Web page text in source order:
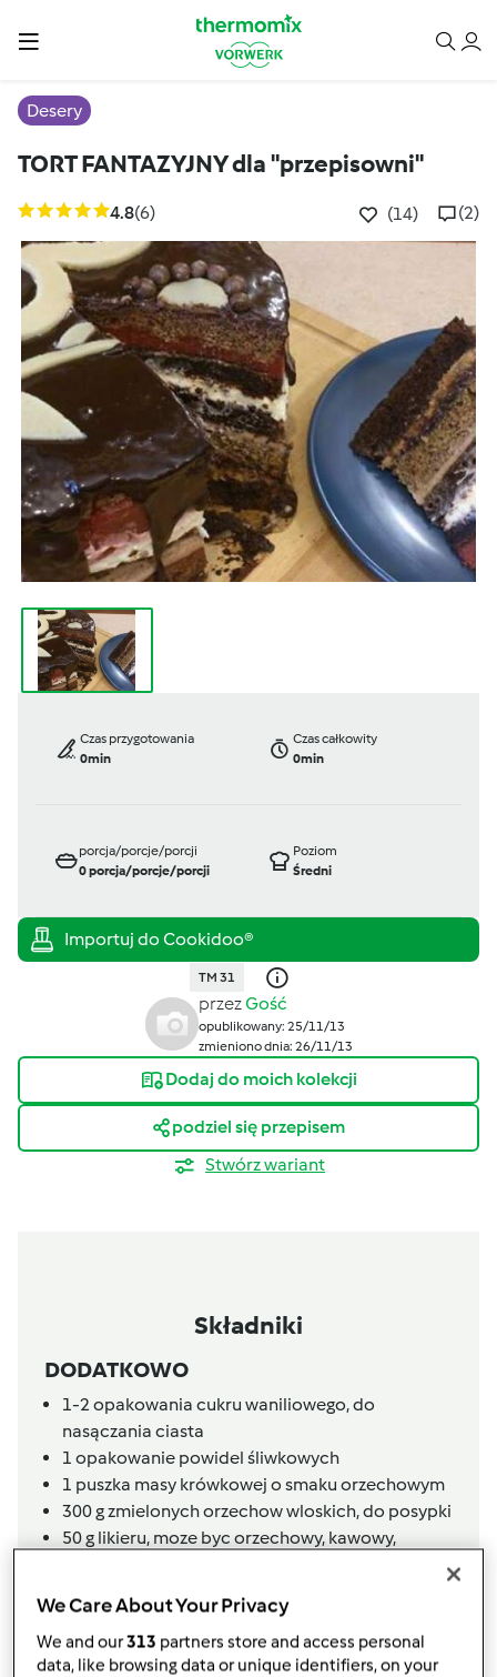
Desery
TORT FANTAZYJNY dla "przepisowni"
4.8(6) (14) (2)
Czas przygotowania
0min
Czas całkowity
0min
porcja/porcje/porcji
0porcja/porcje/porcji
Poziom
Średni
TM 31
przezGość
opublikowany: 25/11/13
zmieniono dnia: 26/11/13
Dodaj do moich kolekcji
podziel się przepisem
Stwórz wariant
Składniki
DODATKOWO
1-2opakowania cukru waniliowego,do
nasączania ciasta
1 opakowanie powidel śliwkowych
1 puszka masy krówkowej o smaku orzechowym
300gzmielonych orzechow wloskich,do posypki
50g likieru, moze byc orzechowy, kawowy,
POLEWA CZEKOLADOWA
125gmargaryny
2 łyżki gorącej wody
We Care About Your Privacy
We and our313 partners store and access personal
data, like browsing data or unique identifiers, on your